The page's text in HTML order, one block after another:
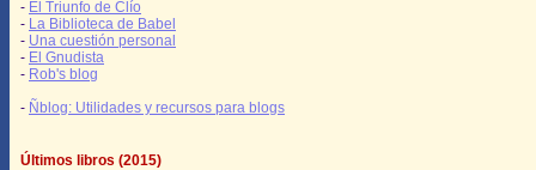
- El Triunfo de Clío
- La Biblioteca de Babel
- Una cuestión personal
- El Gnudista
- Rob's blog
- Ñblog: Utilidades y recursos para blogs
Últimos libros (2015)